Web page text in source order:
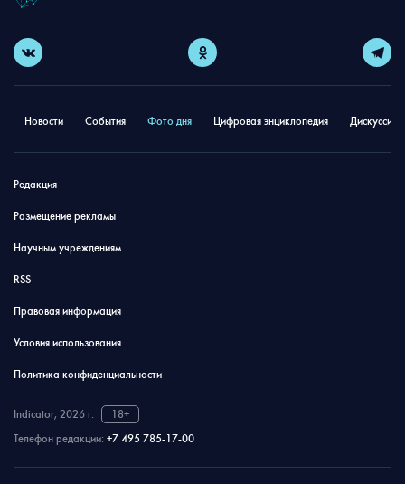
Новости События Фото дня Цифровая энциклопедия
Редакция
Размещение рекламы
Научным учреждениям
RSS
Правовая информация
Условия использования
Политика конфиденциальности
Indicator, 2026 г.
18+
Телефон редакции: +7 495 785-17-00